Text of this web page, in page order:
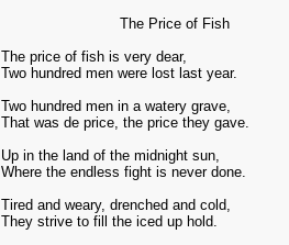
The Price of Fish
The price of fish is very dear,
Two hundred men were lost last year.
Two hundred men in a watery grave,
That was de price, the price they gave.
Up in the land of the midnight sun,
Where the endless fight is never done.
Tired and weary, drenched and cold,
They strive to fill the iced up hold.